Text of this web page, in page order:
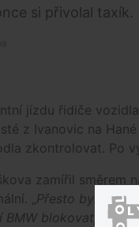
si přivolal taxík.
jízdu řidiče
z Ivanovic na
zkontrolovat. Po
zamířil směrem
„ Přesto bylo jeho
BMW blokovat, aby